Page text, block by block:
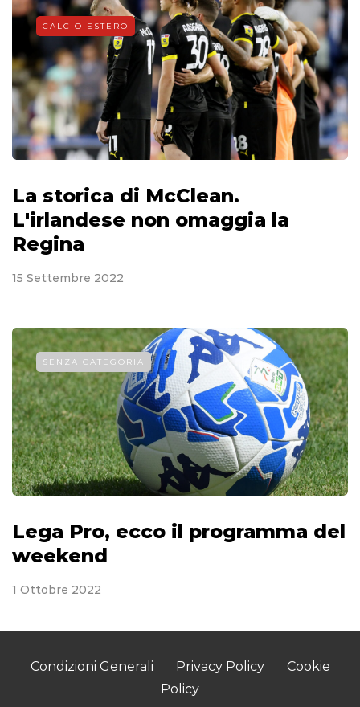
CALCIO ESTERO
La storica di McClean.
L'irlandese non omaggia la
Regina
15 Settembre 2022
SENZA CATEGORIA
Lega Pro, ecco il programma del
weekend
1 Ottobre 2022
Condizioni Generali Privacy Policy
Cookie
Policy